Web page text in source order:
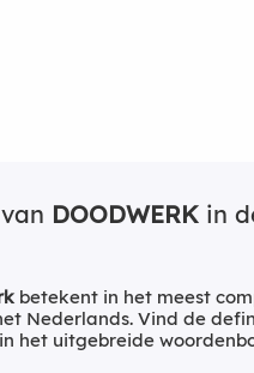
DOODWERK in
betekent in het meest
Nederlands. Vind de
in het uitgebreide